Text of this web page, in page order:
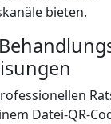
bieten.
Datei-QR-